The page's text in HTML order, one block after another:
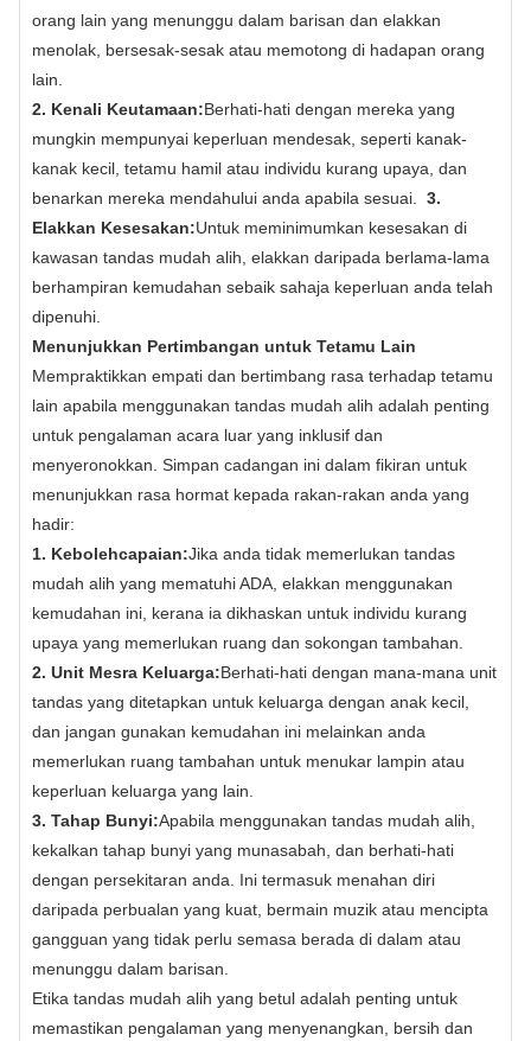
orang lain yang menunggu dalam barisan dan elakkan
menolak, bersesak-sesak atau memotong di hadapan orang
lain.
2. Kenali Keutamaan:Berhati-hati dengan mereka yang
mungkin mempunyai keperluan mendesak, seperti kanak-
kanak kecil, tetamu hamil atau individu kurang upaya, dan
benarkan mereka mendahului anda apabila sesuai. 3.
Elakkan Kesesakan:Untuk meminimumkan kesesakan di
kawasan tandas mudah alih, elakkan daripada berlama-lama
berhampiran kemudahan sebaik sahaja keperluan anda telah
dipenuhi.
Menunjukkan Pertimbangan untuk Tetamu Lain
Mempraktikkan empati dan bertimbang rasa terhadap tetamu
lain apabila menggunakan tandas mudah alih adalah penting
untuk pengalaman acara luar yang inklusif dan
menyeronokkan. Simpan cadangan ini dalam fikiran untuk
menunjukkan rasa hormat kepada rakan-rakan anda yang
hadir:
1. Kebolehcapaian:Jika anda tidak memerlukan tandas
mudah alih yang mematuhi ADA, elakkan menggunakan
kemudahan ini, kerana ia dikhaskan untuk individu kurang
upaya yang memerlukan ruang dan sokongan tambahan.
2. Unit Mesra Keluarga:Berhati-hati dengan mana-mana unit
tandas yang ditetapkan untuk keluarga dengan anak kecil,
dan jangan gunakan kemudahan ini melainkan anda
memerlukan ruang tambahan untuk menukar lampin atau
keperluan keluarga yang lain.
3. Tahap Bunyi:Apabila menggunakan tandas mudah alih,
kekalkan tahap bunyi yang munasabah, dan berhati-hati
dengan persekitaran anda. Ini termasuk menahan diri
daripada perbualan yang kuat, bermain muzik atau mencipta
gangguan yang tidak perlu semasa berada di dalam atau
menunggu dalam barisan.
Etika tandas mudah alih yang betul adalah penting untuk
memastikan pengalaman yang menyenangkan, bersih dan